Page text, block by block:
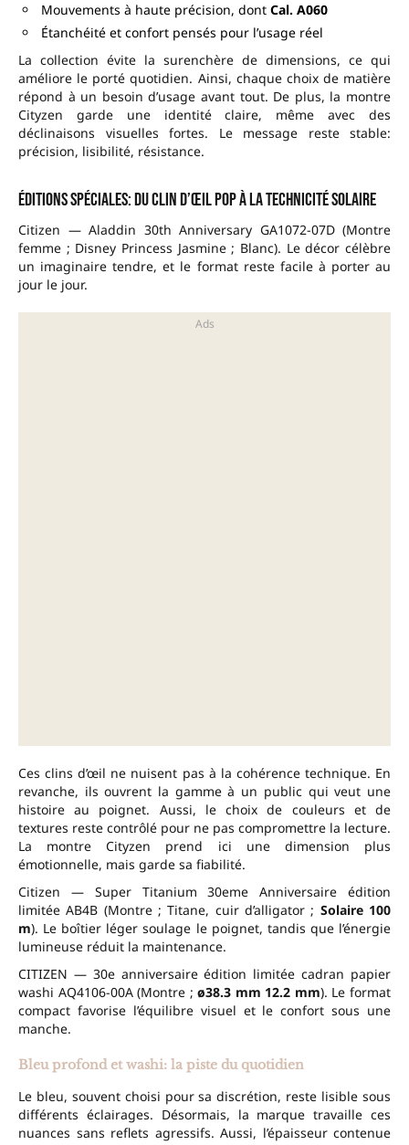
Mouvements à haute précision, dont Cal. A060
Étanchéité et confort pensés pour l’usage réel
La collection évite la surenchère de dimensions, ce qui
améliore le porté quotidien. Ainsi, chaque choix de matière
répond à un besoin d’usage avant tout. De plus, la montre
Cityzen garde une identité claire, même avec des
déclinaisons visuelles fortes. Le message reste stable:
précision, lisibilité, résistance.
Éditions spéciales: du clin d’œil pop à la technicité solaire
Citizen — Aladdin 30th Anniversary GA1072-07D (Montre
femme ; Disney Princess Jasmine ; Blanc). Le décor célèbre
un imaginaire tendre, et le format reste facile à porter au
jour le jour.
Ces clins d’œil ne nuisent pas à la cohérence technique. En
revanche, ils ouvrent la gamme à un public qui veut une
histoire au poignet. Aussi, le choix de couleurs et de
textures reste contrôlé pour ne pas compromettre la lecture.
La montre Cityzen prend ici une dimension plus
émotionnelle, mais garde sa fiabilité.
Citizen — Super Titanium 30eme Anniversaire édition
limitée AB4B (Montre ; Titane, cuir d’alligator ; Solaire 100
m). Le boîtier léger soulage le poignet, tandis que l’énergie
lumineuse réduit la maintenance.
CITIZEN — 30e anniversaire édition limitée cadran papier
washi AQ4106-00A (Montre ;ø38.3 mm 12.2 mm). Le format
compact favorise l’équilibre visuel et le confort sous une
manche.
Bleu profond et washi: la piste du quotidien
Le bleu, souvent choisi pour sa discrétion, reste lisible sous
différents éclairages. Désormais, la marque travaille ces
nuances sans reflets agressifs. Aussi, l’épaisseur contenue